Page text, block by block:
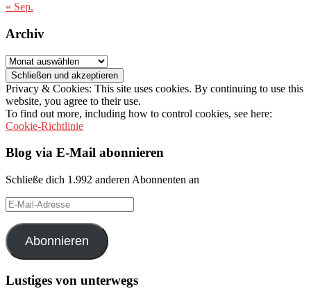
« Sep.
Archiv
Archiv
Privacy & Cookies: This site uses cookies. By continuing to use this
website, you agree to their use.
To find out more, including how to control cookies, see here:
Cookie-Richtlinie
Blog via E-Mail abonnieren
Schließe dich 1.992 anderen Abonnenten an
E-
Mail-
Adresse
Abonnieren
Lustiges von unterwegs